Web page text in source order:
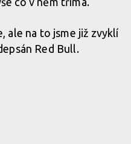
ale na to jsme již zvyklí
Red Bull.